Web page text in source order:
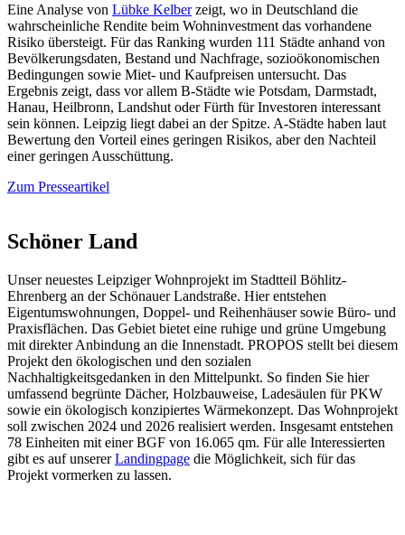
Eine Analyse von Lübke Kelberzeigt, wo in Deutschland die
wahrscheinliche Rendite beim Wohninvestment das vorhandene
Risiko übersteigt. Für das Ranking wurden 111 Städte anhand von
Bevölkerungsdaten, Bestand und Nachfrage, sozioökonomischen
Bedingungen sowie Miet- und Kaufpreisen untersucht. Das
Ergebnis zeigt, dass vor allem B-Städte wie Potsdam, Darmstadt,
Hanau, Heilbronn, Landshut oder Fürth für Investoren interessant
sein können. Leipzig liegt dabei an der Spitze. A-Städte haben laut
Bewertung den Vorteil eines geringen Risikos, aber den Nachteil
einer geringen Ausschüttung.
Zum Presseartikel
Schöner Land
Unser neuestes Leipziger Wohnprojekt im Stadtteil Böhlitz-
Ehrenberg an der Schönauer Landstraße. Hier entstehen
Eigentumswohnungen, Doppel- und Reihenhäuser sowie Büro- und
Praxisflächen. Das Gebiet bietet eine ruhige und grüne Umgebung
mit direkter Anbindung an die Innenstadt. PROPOS stellt bei diesem
Projekt den ökologischen und den sozialen
Nachhaltigkeitsgedanken in den Mittelpunkt. So finden Sie hier
umfassend begrünte Dächer, Holzbauweise, Ladesäulen für PKW
sowie ein ökologisch konzipiertes Wärmekonzept. Das Wohnprojekt
soll zwischen 2024 und 2026 realisiert werden. Insgesamt entstehen
78 Einheiten mit einer BGF von 16.065 qm. Für alle Interessierten
gibt es auf unsererLandingpage die Möglichkeit, sich für das
Projekt vormerken zu lassen.